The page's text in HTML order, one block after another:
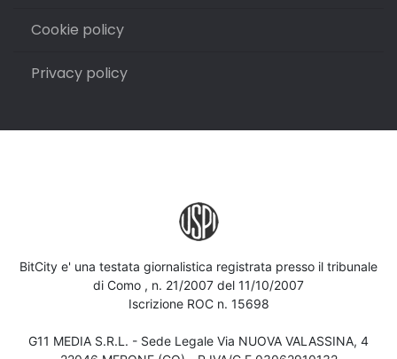
Cookie policy
Privacy policy
BitCity e' una testata giornalistica registrata presso il tribunale
di Como , n. 21/2007 del 11/10/2007
Iscrizione ROC n. 15698
G11 MEDIA S.R.L. - Sede Legale Via NUOVA VALASSINA, 4